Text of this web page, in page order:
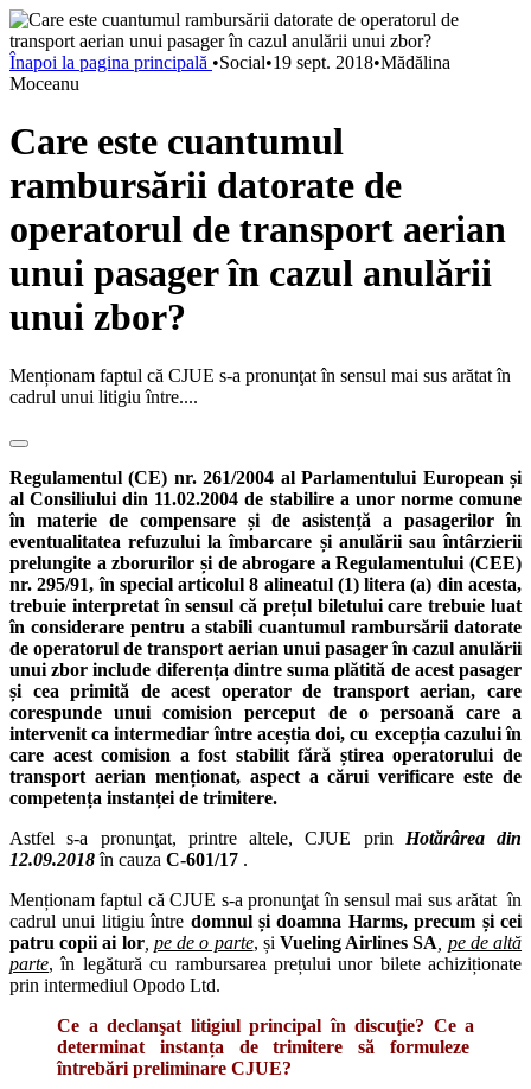
Înapoi la pagina principală •Social•19 sept. 2018•Mădălina
Moceanu
Care este cuantumul
rambursării datorate de
operatorul de transport aerian
unui pasager în cazul anulării
unui zbor?
Menționam faptul că CJUE s-a pronunţat în sensul mai sus arătat în
cadrul unui litigiu între....
Regulamentul (CE) nr. 261/2004 al Parlamentului European și
al Consiliului din 11.02.2004 de stabilire a unor norme comune
în materie de compensare și de asistență a pasagerilor în
eventualitatea refuzului la îmbarcare și anulării sau întârzierii
prelungite a zborurilor și de abrogare a Regulamentului (CEE)
nr. 295/91, în special articolul 8 alineatul (1) litera (a) din acesta,
trebuie interpretat în sensul că prețul biletului care trebuie luat
în considerare pentru a stabili cuantumul rambursării datorate
de operatorul de transport aerian unui pasager în cazul anulării
unui zbor include diferența dintre suma plătită de acest pasager
și cea primită de acest operator de transport aerian, care
corespunde unui comision perceput de o persoană care a
intervenit ca intermediar între aceștia doi, cu excepția cazului în
care acest comision a fost stabilit fără știrea operatorului de
transport aerian menționat, aspect a cărui verificare este de
competența instanței de trimitere.
Astfel s-a pronunţat, printre altele, CJUE prin Hotărârea din
12.09.2018în cauza C-601/17 .
Menționam faptul că CJUE s-a pronunţat în sensul mai sus arătat în
cadrul unui litigiu între domnul și doamna Harms, precum și cei
patru copii ai lor, pe de o parte, și Vueling Airlines SA pe de altă
parte, în legătură cu rambursarea prețului unor bilete achiziționate
prin intermediul Opodo Ltd.
Ce a declanşat litigiul principal în discuţie? Ce a
determinat instanța de trimitere să formuleze
întrebări preliminare CJUE?